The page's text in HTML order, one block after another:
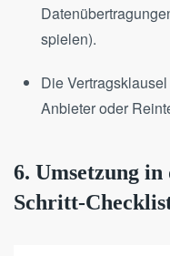
spielen).
Die
Anbieter oder
6. Umsetzung
Schritt-